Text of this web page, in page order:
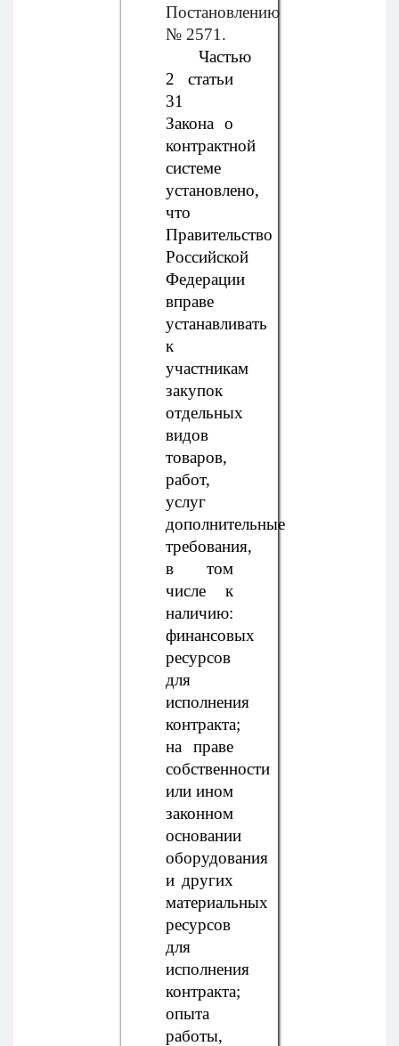
Постановлению
№ 2571.
Частью
2 статьи
31
Закона о
контрактной
системе
установлено,
что
Правительство
Российской
Федерации
вправе
устанавливать
к
участникам
закупок
отдельных
видов
товаров,
работ,
услуг
дополнительные
требования,
в том
числе к
наличию:
финансовых
ресурсов
для
исполнения
контракта;
на праве
собственности
или ином
законном
основании
оборудования
и других
материальных
ресурсов
для
исполнения
контракта;
опыта
работы,